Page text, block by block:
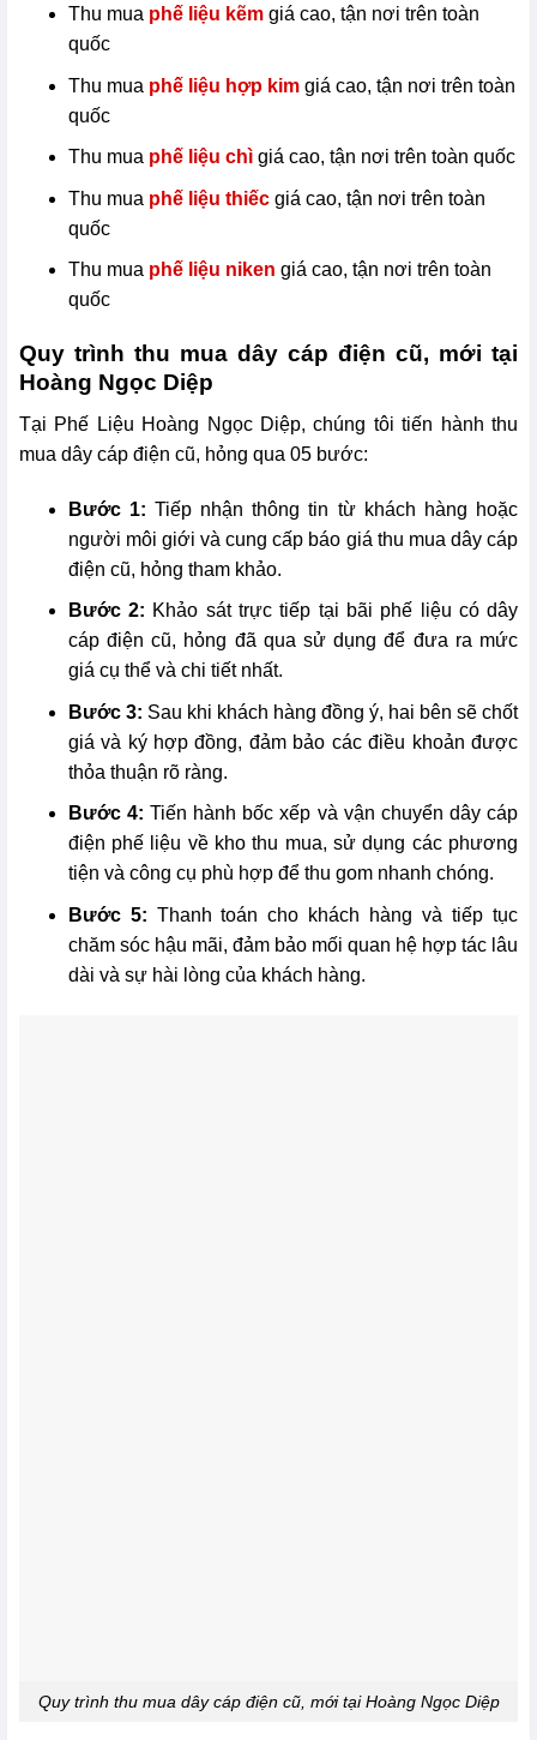
Thu mua phế liệu kẽmgiá cao, tận nơi trên toàn
quốc
Thu mua phế liệu hợp kimgiá cao, tận nơi trên toàn
quốc
Thu mua phế liệu chìgiá cao, tận nơi trên toàn quốc
Thu mua phế liệu thiếcgiá cao, tận nơi trên toàn
quốc
Thu mua phế liệu niken giá cao, tận nơi trên toàn
quốc
Quy trình thu mua dây cáp điện cũ, mới tại
Hoàng Ngọc Diệp
Tại Phế Liệu Hoàng Ngọc Diệp, chúng tôi tiến hành thu
mua dây cáp điện cũ, hỏng qua 05 bước:
Bước 1: Tiếp nhận thông tin từ khách hàng hoặc
người môi giới và cung cấp báo giá thu mua dây cáp
điện cũ, hỏng tham khảo.
Bước 2: Khảo sát trực tiếp tại bãi phế liệu có dây
cáp điện cũ, hỏng đã qua sử dụng để đưa ra mức
giá cụ thể và chi tiết nhất.
Bước 3: Sau khi khách hàng đồng ý, hai bên sẽ chốt
giá và ký hợp đồng, đảm bảo các điều khoản được
thỏa thuận rõ ràng.
Bước 4: Tiến hành bốc xếp và vận chuyển dây cáp
điện phế liệu về kho thu mua, sử dụng các phương
tiện và công cụ phù hợp để thu gom nhanh chóng.
Bước 5: Thanh toán cho khách hàng và tiếp tục
chăm sóc hậu mãi, đảm bảo mối quan hệ hợp tác lâu
dài và sự hài lòng của khách hàng.
Quy trình thu mua dây cáp điện cũ, mới tại Hoàng Ngọc Diệp